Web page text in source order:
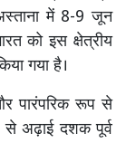
में 8-9 जून
को इस क्षेत्रीय
गया है।
पारंपरिक रूप से
अढ़ाई दशक पूर्व